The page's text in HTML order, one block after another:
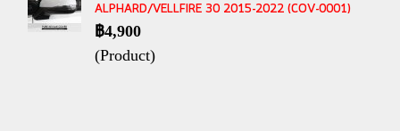
ALPHARD/VELLFIRE 30 2015-2022 (COV-0001)
฿4,900
(Product)